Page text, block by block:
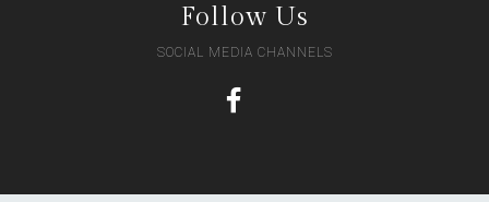
Follow Us
SOCIAL MEDIA CHANNELS